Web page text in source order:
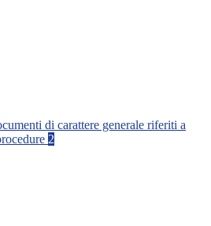
di carattere generale riferiti a
2